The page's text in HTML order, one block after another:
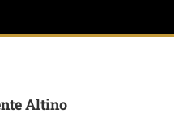
Altino